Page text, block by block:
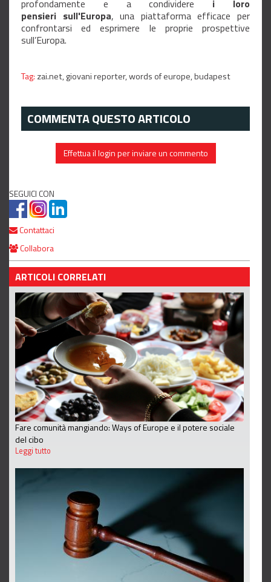
profondamente e a condividere i loro
pensieri sull'Europa, una piattaforma efficace per
confrontarsi ed esprimere le proprie prospettive
sull’Europa.
Tag: zai.net,giovani reporter,words of europe,budapest
COMMENTA QUESTO ARTICOLO
Effettua il login per inviare un commento
SEGUICI CON
Contattaci
Collabora
ARTICOLI CORRELATI
Fare comunità mangiando: Ways of Europe e il potere sociale
del cibo
Leggi tutto